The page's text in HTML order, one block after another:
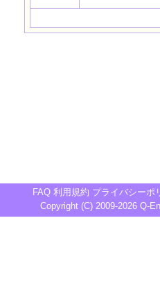
FAQ 利用規約 プライバシーポ
Copyright (C) 2009-2026 Q-